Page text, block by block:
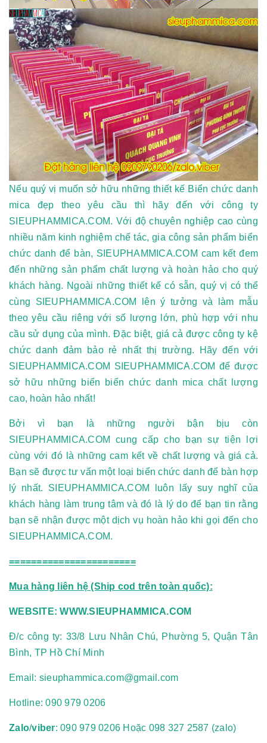
Nếu quý vị muốn sở hữu những thiết kế Biển chức danh
mica đẹp theo yêu cầu thì hãy đến với công ty
SIEUPHAMMICA.COM. Với độ chuyên nghiệp cao cùng
nhiều năm kinh nghiệm chế tác, gia công sản phẩm biển
chức danh để bàn, SIEUPHAMMICA.COM cam kết đem
đến những sản phẩm chất lượng và hoàn hảo cho quý
khách hàng. Ngoài những thiết kế có sẵn, quý vị có thể
cùng SIEUPHAMMICA.COM lên ý tưởng và làm mẫu
theo yêu cầu riêng với số lượng lớn, phù hợp với nhu
cầu sử dụng của mình. Đặc biệt, giá cả được công ty kệ
chức danh đảm bảo rẻ nhất thị trường. Hãy đến với
SIEUPHAMMICA.COM SIEUPHAMMICA.COM để được
sở hữu những biển biển chức danh mica chất lượng
cao, hoàn hảo nhất!
Bởi vì bạn là những người bận bịu còn
SIEUPHAMMICA.COM cung cấp cho bạn sự tiện lợi
cùng với đó là những cam kết về chất lượng và giá cả.
Bạn sẽ được tư vấn một loại biển chức danh để bàn hợp
lý nhất. SIEUPHAMMICA.COM luôn lấy suy nghĩ của
khách hàng làm trung tâm và đó là lý do để bạn tin rằng
bạn sẽ nhận được một dịch vụ hoàn hảo khi gọi đến cho
SIEUPHAMMICA.COM.
=======================
Mua hàng liên hệ (Ship cod trên toàn quốc):
WEBSITE:WWW.SIEUPHAMMICA.COM
Đ/c công ty: 33/8 Lưu Nhân Chú, Phường 5, Quận Tân
Bình, TP Hồ Chí Minh
Email: sieuphammica.com@gmail.com
Hotline:090 979 0206
Zalo/viber: 090 979 0206 Hoặc 098 327 2587 (zalo)